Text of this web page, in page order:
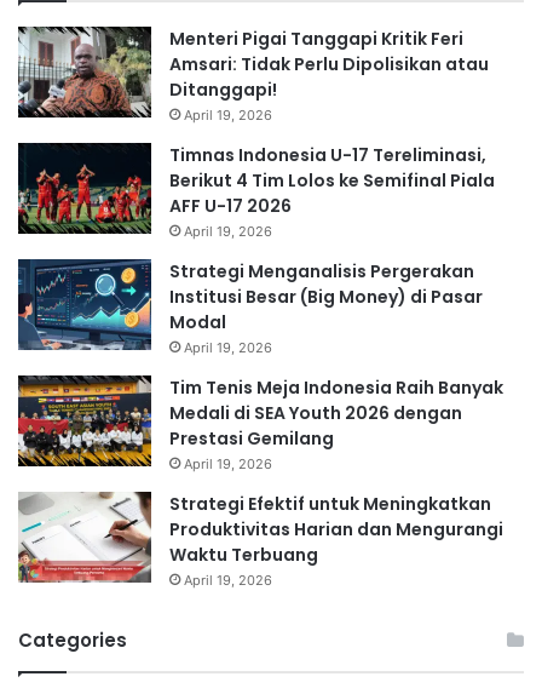
Menteri Pigai Tanggapi Kritik Feri
Amsari: Tidak Perlu Dipolisikan atau
Ditanggapi!
April 19, 2026
Timnas Indonesia U-17 Tereliminasi,
Berikut 4 Tim Lolos ke Semifinal Piala
AFF U-17 2026
April 19, 2026
Strategi Menganalisis Pergerakan
Institusi Besar (Big Money) di Pasar
Modal
April 19, 2026
Tim Tenis Meja Indonesia Raih Banyak
Medali di SEA Youth 2026 dengan
Prestasi Gemilang
April 19, 2026
Strategi Efektif untuk Meningkatkan
Produktivitas Harian dan Mengurangi
Waktu Terbuang
April 19, 2026
Categories